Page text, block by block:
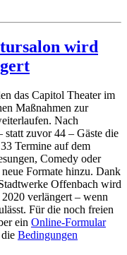
wird
das Capitol Theater im
Maßnahmen zur
Nach
zuvor 44 – Gäste die
Termine auf dem
Comedy oder
Formate hinzu. Dank
Offenbach wird
verlängert – wenn
Für die noch freien
ein Online-Formular
Bedingungen